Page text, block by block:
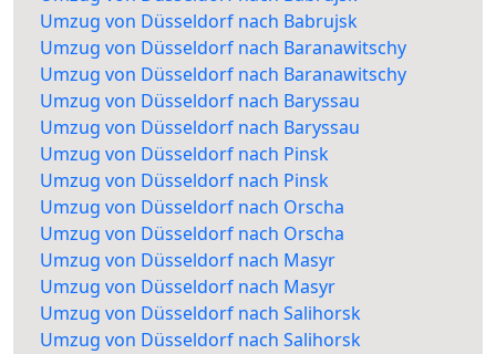
Umzug von Düsseldorf nach Babrujsk
Umzug von Düsseldorf nach Baranawitschy
Umzug von Düsseldorf nach Baranawitschy
Umzug von Düsseldorf nach Baryssau
Umzug von Düsseldorf nach Baryssau
Umzug von Düsseldorf nach Pinsk
Umzug von Düsseldorf nach Pinsk
Umzug von Düsseldorf nach Orscha
Umzug von Düsseldorf nach Orscha
Umzug von Düsseldorf nach Masyr
Umzug von Düsseldorf nach Masyr
Umzug von Düsseldorf nach Salihorsk
Umzug von Düsseldorf nach Salihorsk